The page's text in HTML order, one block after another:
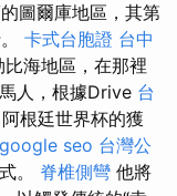
圖爾庫地區，其第
卡式台胞證 台中
海地區，在那裡
人，根據Drive 台
根廷世界杯的獲
google seo 台灣公
。 脊椎側彎 他將